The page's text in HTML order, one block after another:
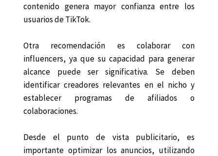
contenido genera mayor confianza entre los
usuarios de TikTok.
Otra recomendación es colaborar con
influencers, ya que su capacidad para generar
alcance puede ser significativa. Se deben
identificar creadores relevantes en el nicho y
establecer programas de afiliados o
colaboraciones.
Desde el punto de vista publicitario, es
importante optimizar los anuncios, utilizando